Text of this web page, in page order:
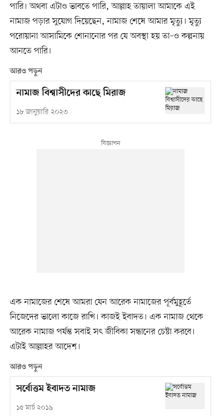
পারি। অথবা এটাও ভাবতে পারি, আল্লাহ তায়ালা আমাকে এই
নামাজ পড়ার সুযোগ দিয়েছেন, নামাজ শেষে আমার মৃত্যু। মৃত্যু
পরোয়ানা আসামিকে শোনানোর পর যে অবস্থা হয় তা–ও কল্পনায়
আনতে পারি।
আরও পড়ুন
নামাজ বিশ্বাসীদের কাছে মিরাজ
১৮ জানুয়ারি ২০২৩
এক নামাজের শেষে আমরা যেন আরেক নামাজের পূর্বমুহূর্তে
নিজেদের ভালো কাজে রাখি। কাজই ইবাদত। এক নামাজ থেকে
আরেক নামাজ পর্যন্ত সবাই সৎ জীবিকা সন্ধানের চেষ্টা করবে।
এটাই আল্লাহর আদেশ।
আরও পড়ুন
সর্বোত্তম ইবাদত নামাজ
১৫ মার্চ ২০১৯